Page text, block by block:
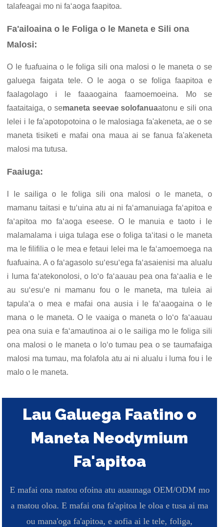
talafeagai mo ni faʻaoga faapitoa.
Fa'ailoaina o le Foliga o le Maneta e Sili ona
Malosi:
O le fuafuaina o le foliga sili ona malosi o le maneta o se
galuega faigata tele. O le aoga o se foliga faapitoa e
faalagolago i le faaaogaina faamoemoeina. Mo se
faataitaiga, o semaneta seevae solofanuaatonu e sili ona
lelei i le fa'apotopotoina o le malosiaga fa'akeneta, ae o se
maneta tisiketi e mafai ona maua ai se fanua fa'akeneta
malosi ma tutusa.
Faaiuga:
I le sailiga o le foliga sili ona malosi o le maneta, o
mamanu taitasi e tuʻuina atu ai ni faʻamanuiaga faʻapitoa e
faʻapitoa mo faʻaoga eseese. O le manuia e taoto i le
malamalama i uiga tulaga ese o foliga taʻitasi o le maneta
ma le filifilia o le mea e fetaui lelei ma le faʻamoemoega na
fuafuaina. A o faʻagasolo suʻesuʻega faʻasaienisi ma alualu
i luma faʻatekonolosi, o loʻo faʻaauau pea ona faʻaalia e le
au suʻesuʻe ni mamanu fou o le maneta, ma tuleia ai
tapulaʻa o mea e mafai ona ausia i le faʻaaogaina o le
mana o le maneta. O le vaaiga o maneta o loʻo faʻaauau
pea ona suia e faʻamautinoa ai o le sailiga mo le foliga sili
ona malosi o le maneta o loʻo tumau pea o se taumafaiga
malosi ma tumau, ma folafola atu ai ni alualu i luma fou i le
malo o le maneta.
Lau Galuega Faatino o
Maneta Neodymium
Fa'apitoa
E mafai ona matou ofoina atu auaunaga OEM/ODM mo
a matou oloa. E mafai ona fa'apitoa le oloa e tusa ai ma
ou mana'oga fa'apitoa, e aofia ai le tele, foliga,